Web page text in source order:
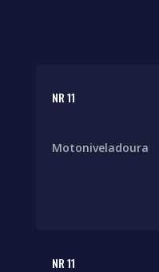
NR 11
Motoniveladoura
NR 11